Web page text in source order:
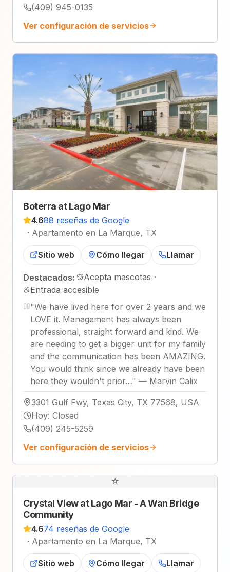
(409) 945-0135
Ver configuración de servicios
Boterra at Lago Mar
4.688 reseñas de Google
· Apartamento en La Marque, TX
Sitio web Cómo llegar Llamar
Destacados: Acepta mascotas ·
Entrada accesible
"We have lived here for over 2 years and we
LOVE it. Management has always been
professional, straight forward and kind. We
are needing to get a bigger unit for my family
and the communication has been AMAZING.
You would think since we already have been
here they wouldn't prior…" — Marvin Calix
3301 Gulf Fwy, Texas City, TX 77568, USA
Hoy: Closed
(409) 245-5259
Ver configuración de servicios
☆
Crystal View at Lago Mar - A Wan Bridge
Community
4.674 reseñas de Google
· Apartamento en La Marque, TX
Sitio web Cómo llegar Llamar